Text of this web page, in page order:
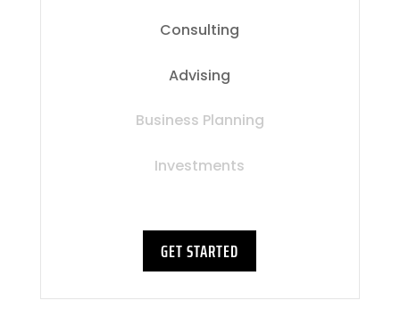
Consulting
Advising
Business Planning
Investments
GET STARTED